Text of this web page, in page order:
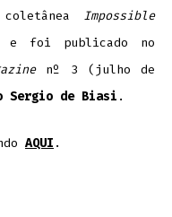
Impossible
e foi publicado no
nº 3 (julho de
Sergio de Biasi .
AQUI .